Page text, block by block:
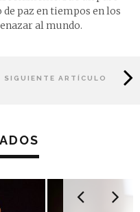
paz en tiempos en los
al mundo.
SIGUIENTE ARTÍCULO